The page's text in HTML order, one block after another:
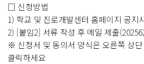
□ 신청방법
1) 학교 및 진로개발센터 홈페이지 공지
2) [붙임2] 서류 작성 후 메일 제출
※ 신청서 및 동의서 양식은 오른쪽 상
클릭하세요